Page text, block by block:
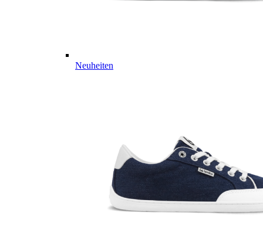
Neuheiten